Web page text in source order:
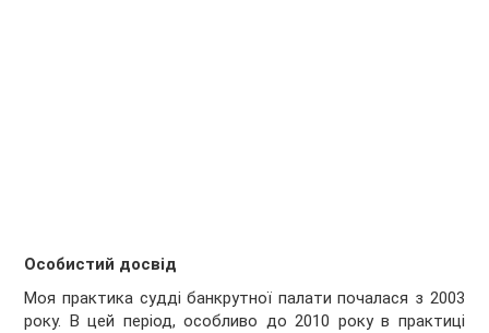
Особистий досвід
Моя практика судді банкрутної палати почалася з 2003
року. В цей період, особливо до 2010 року в практиці